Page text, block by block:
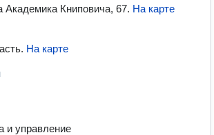
Академика Книповича, 67. На карте
. На карте
и управление